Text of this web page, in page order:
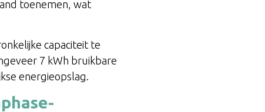
toenemen, wat
capaciteit te
7 kWh bruikbare
energieopslag.